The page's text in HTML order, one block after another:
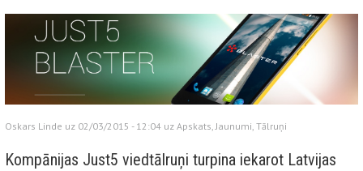
Oskars Linde uz 02/03/2015 - 12:04 uz Apskats Jaunumi Tālruņi
Kompānijas Just5 viedtālruņi turpina iekarot Latvijas